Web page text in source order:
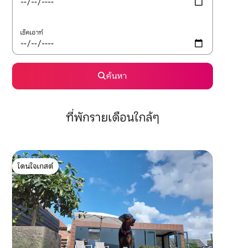
เช็คเอาท์
ค้นหา
ที่พักรายเดือนใกล้ๆ
โดนใจเกสต์
โดนใจเกสต์